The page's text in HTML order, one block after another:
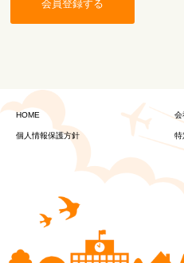
会員登録する
HOME 会
個人情報保護方針 特